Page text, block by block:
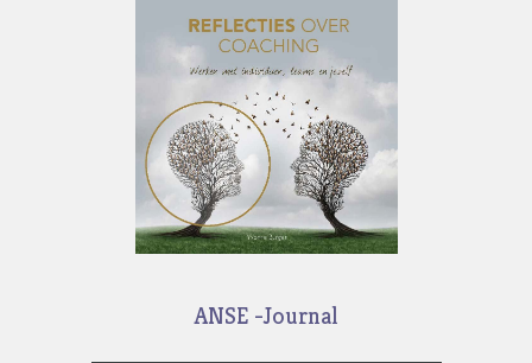
ANSE -Journal